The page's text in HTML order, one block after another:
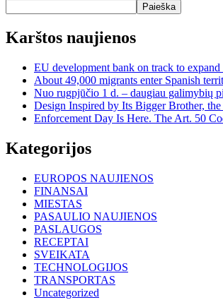
Paieška
Karštos naujienos
EU development bank on track to
About 49,000 migrants enter Spanish
Nuo rugpjūčio 1 d. – daugiau galimybių
Design Inspired by Its Bigger Brother,
Enforcement Day Is Here. The Art. 50
Kategorijos
EUROPOS NAUJIENOS
FINANSAI
MIESTAS
PASAULIO NAUJIENOS
PASLAUGOS
RECEPTAI
SVEIKATA
TECHNOLOGIJOS
TRANSPORTAS
Uncategorized